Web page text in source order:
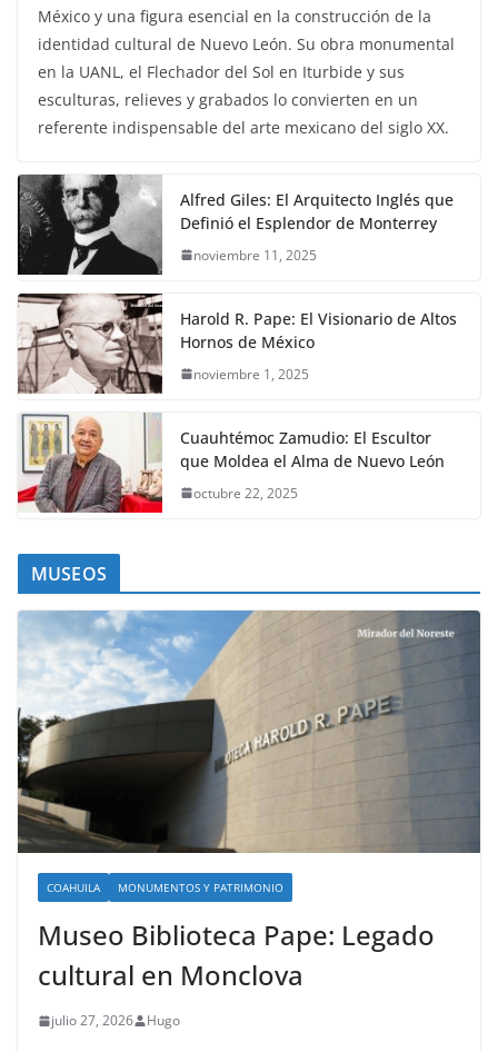
México y una figura esencial en la construcción de la
identidad cultural de Nuevo León. Su obra monumental
en la UANL, el Flechador del Sol en Iturbide y sus
esculturas, relieves y grabados lo convierten en un
referente indispensable del arte mexicano del siglo XX.
Alfred Giles: El Arquitecto Inglés que
Definió el Esplendor de Monterrey
noviembre 11, 2025
Harold R. Pape: El Visionario de Altos
Hornos de México
noviembre 1, 2025
Cuauhtémoc Zamudio: El Escultor
que Moldea el Alma de Nuevo León
octubre 22, 2025
MUSEOS
COAHUILA MONUMENTOS Y PATRIMONIO
Museo Biblioteca Pape: Legado
cultural en Monclova
julio 27, 2026 Hugo